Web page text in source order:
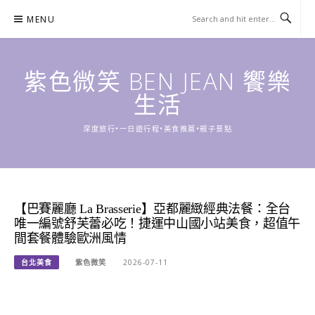
content
MENU
紫色微笑 BEN JEAN 饗樂
生活
深度旅行•一日遊行程•美食推薦•親子景點
【巴賽麗廳 La Brasserie】亞都麗緻經典法餐：全台
唯一編號舒芙蕾必吃！捷運中山國小站美食，超值午
間套餐體驗歐洲風情
台北美食 紫色微笑 2026-07-11